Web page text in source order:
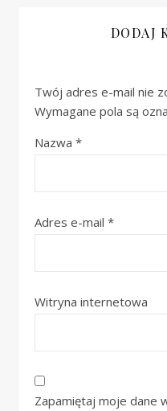
DODAJ
Twój adres e-mail nie
Wymagane pola są
Nazwa *
Adres e-mail *
Witryna internetowa
Zapamiętaj moje dane